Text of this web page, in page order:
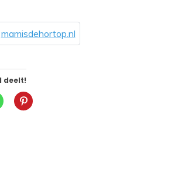
mamisdehortop.nl
deelt!